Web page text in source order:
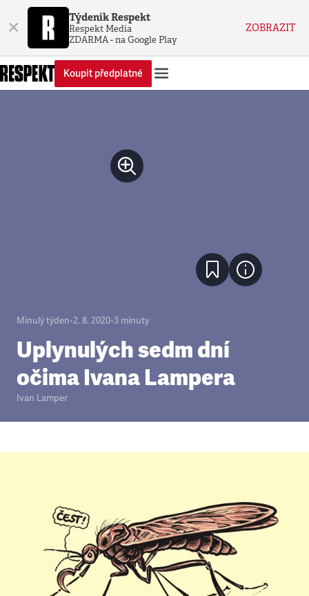
× Týdeník Respekt
Respekt Media
ZDARMA - na Google Play
ZOBRAZIT
Koupit předplatné
Minulý týden•2. 8. 2020•3 minuty
Uplynulých sedm dní
očima Ivana Lampera
Ivan Lamper